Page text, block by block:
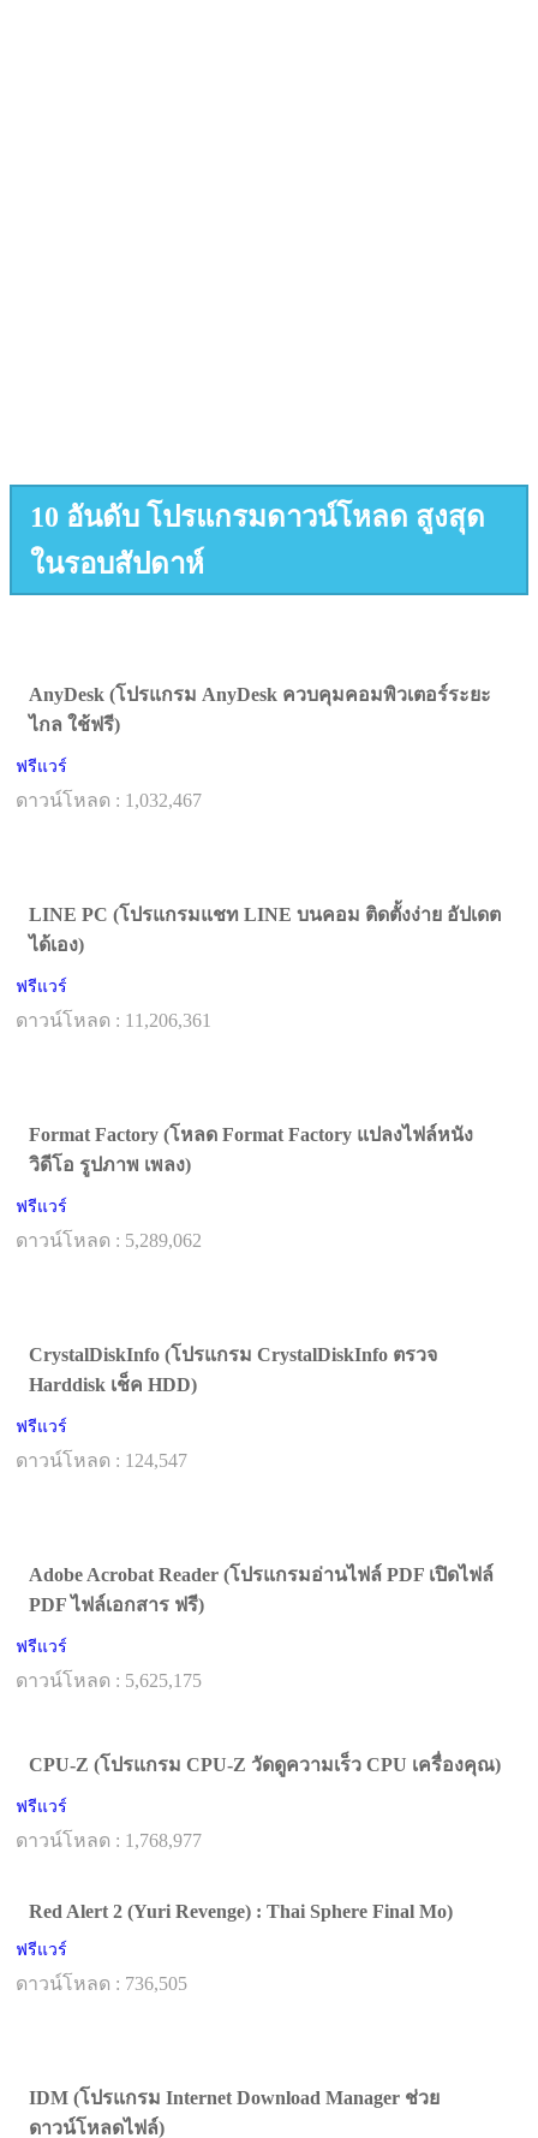
10 อันดับ โปรแกรมดาวน์โหลด สูงสุด
ในรอบสัปดาห์
AnyDesk (โปรแกรม AnyDesk ควบคุมคอมพิวเตอร์ระยะ
ไกล ใช้ฟรี)
ฟรีแวร์
ดาวน์โหลด : 1,032,467
LINE PC (โปรแกรมแชท LINE บนคอม ติดตั้งง่าย อัปเดต
ได้เอง)
ฟรีแวร์
ดาวน์โหลด : 11,206,361
Format Factory (โหลด Format Factory แปลงไฟล์หนัง
วิดีโอ รูปภาพ เพลง)
ฟรีแวร์
ดาวน์โหลด : 5,289,062
CrystalDiskInfo (โปรแกรม CrystalDiskInfo ตรวจ
Harddisk เช็ค HDD)
ฟรีแวร์
ดาวน์โหลด : 124,547
Adobe Acrobat Reader (โปรแกรมอ่านไฟล์ PDF เปิดไฟล์
PDF ไฟล์เอกสาร ฟรี)
ฟรีแวร์
ดาวน์โหลด : 5,625,175
CPU-Z (โปรแกรม CPU-Z วัดดูความเร็ว CPU เครื่องคุณ)
ฟรีแวร์
ดาวน์โหลด : 1,768,977
Red Alert 2 (Yuri Revenge) : Thai Sphere Final Mo)
ฟรีแวร์
ดาวน์โหลด : 736,505
IDM (โปรแกรม Internet Download Manager ช่วย
ดาวน์โหลดไฟล์)